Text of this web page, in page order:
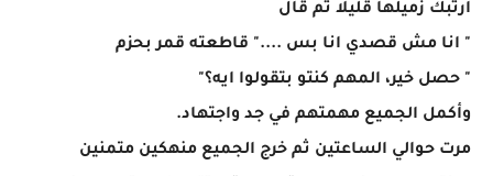
ارتبك زميلها قليلا ثم قال
" انا مش قصدي انا بس ...." قاطعته قمر بحزم
" حصل خير، المهم كنتو بتقولوا ايه؟"
وأكمل الجميع مهمتهم في جد واجتهاد.
مرت حوالي الساعتين ثم خرج الجميع منهكين متمنين